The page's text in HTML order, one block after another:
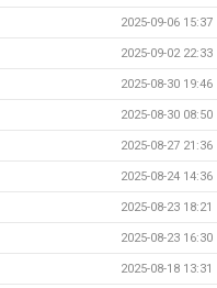
2025-09-06 15:37
2025-09-02 22:33
2025-08-30 19:46
2025-08-30 08:50
2025-08-27 21:36
2025-08-24 14:36
2025-08-23 18:21
2025-08-23 16:30
2025-08-18 13:31